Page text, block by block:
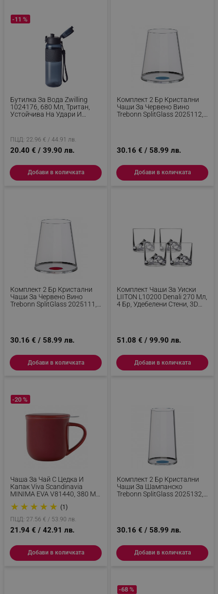
Бутилка За Вода Zwilling
1024176, 680 Мл, Тритан,
Устойчива На Удари И
-11 %
ПЦД: 22.96 € / 44.91 лв.
20.40 € / 39.90 лв.
Добави в количката
Комплект 2 Бр Кристални
Чаши За Червено Вино
Trebonn SplitGlass 2025112,
30.16 € / 58.99 лв.
Добави в количката
Комплект 2 Бр Кристални
Чаши За Червено Вино
Trebonn SplitGlass 2025111,
30.16 € / 58.99 лв.
Добави в количката
Комплект Чаши За Уиски
LIITON L10200 Denali 270 Мл,
4 Бр, Удебелени Стени, 3D
51.08 € / 99.90 лв.
Добави в количката
Чаша За Чай С Цедка И
Капак Viva Scandinavia
MINIMA EVA V81440, 380 Мл,
Порцелан, Червен
★ ★ ★ ★ ★ (1)
-20 %
ПЦД: 27.56 € / 53.90 лв.
21.94 € / 42.91 лв.
Добави в количката
Комплект 2 Бр Кристални
Чаши За Шампанско
Trebonn SplitGlass 2025132,
30.16 € / 58.99 лв.
Добави в количката
-68 %